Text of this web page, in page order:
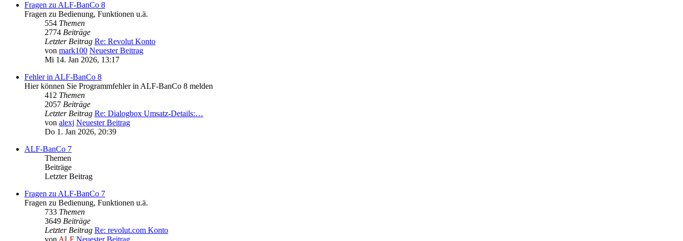
Fragen zu ALF-BanCo 8
Fragen zu Bedienung, Funktionen u.ä.
554 Themen
2774 Beiträge
Letzter Beitrag Re: Revolut Konto
von mark100 Neuester Beitrag
Mi 14. Jan 2026, 13:17
Fehler in ALF-BanCo 8
Hier können Sie Programmfehler in ALF-BanCo 8 melden
412 Themen
2057 Beiträge
Letzter Beitrag Re: Dialogbox Umsatz-Details:…
von alexj Neuester Beitrag
Do 1. Jan 2026, 20:39
ALF-BanCo 7
Themen
Beiträge
Letzter Beitrag
Fragen zu ALF-BanCo 7
Fragen zu Bedienung, Funktionen u.ä.
733 Themen
3649 Beiträge
Letzter Beitrag Re: revolut.com Konto